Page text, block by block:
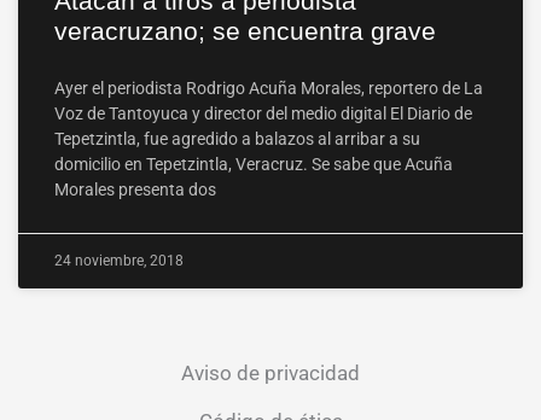
veracruzano; se encuentra grave
Ayer el periodista Rodrigo Acuña Morales, reportero de La
Voz de Tantoyuca y director del medio digital El Diario de
Tepetzintla, fue agredido a balazos al arribar a su
domicilio en Tepetzintla, Veracruz. Se sabe que Acuña
Morales presenta dos
24 noviembre, 2018
Aviso de privacidad